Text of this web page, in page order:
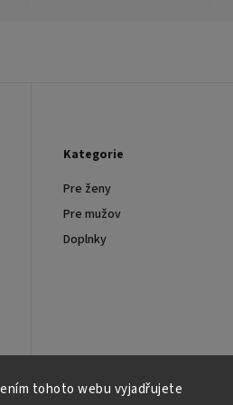
tohoto webu vyjadřujete
Kategorie
Pre ženy
Pre mužov
Doplnky